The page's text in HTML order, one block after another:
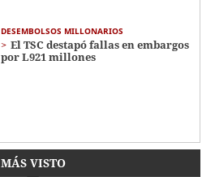
DESEMBOLSOS MILLONARIOS
El TSC destapó fallas en embargos
por L921 millones
MÁS VISTO